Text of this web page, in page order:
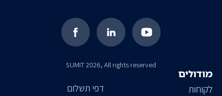
SUMIT 2026, All rights reserved
דפי תשלום
מודולים
לקוחות